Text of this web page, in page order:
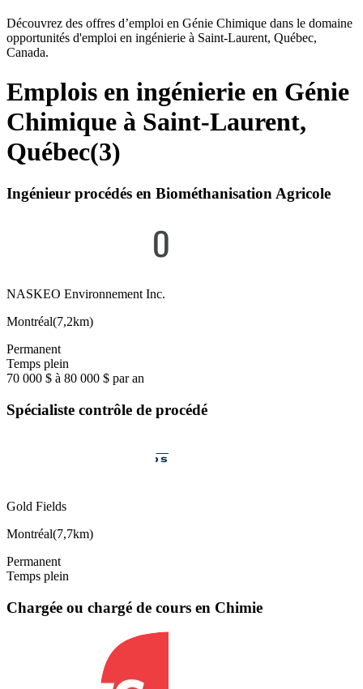
Découvrez des offres d’emploi en Génie Chimique dans le domaine
opportunités d'emploi en ingénierie à Saint-Laurent, Québec,
Canada.
Emplois en ingénierie en Génie
Chimique à Saint-Laurent,
Québec(3)
Ingénieur procédés en Biométhanisation Agricole
NASKEO Environnement Inc.
Montréal(7,2km)
Permanent
Temps plein
70 000 $ à 80 000 $ par an
Spécialiste contrôle de procédé
Gold Fields
Montréal(7,7km)
Permanent
Temps plein
Chargée ou chargé de cours en Chimie